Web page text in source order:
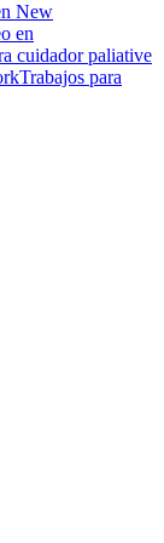
New
en
cuidador paliative
Trabajos para